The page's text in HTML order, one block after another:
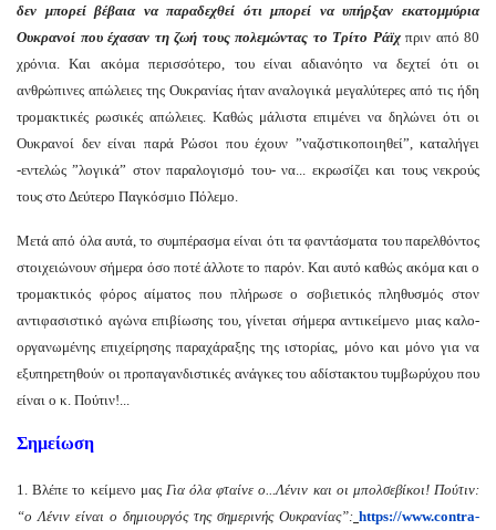
δεν μπορεί βέβαια να παραδεχθεί ότι μπορεί να υπήρξαν εκατομμύρια
Ουκρανοί που έχασαν τη ζωή τους πολεμώντας το Τρίτο Ράϊχπριν από 80
χρόνια. Και ακόμα περισσότερο, του είναι αδιανόητο να δεχτεί ότι οι
ανθρώπινες απώλειες της Ουκρανίας ήταν αναλογικά μεγαλύτερες από τις ήδη
τρομακτικές ρωσικές απώλειες. Καθώς μάλιστα επιμένει να δηλώνει ότι οι
Ουκρανοί δεν είναι παρά Ρώσοι που έχουν ”ναζιστικοποιηθεί”, καταλήγει
-εντελώς ”λογικά” στον παραλογισμό του- να... εκρωσίζει και τους νεκρούς
τους στο Δεύτερο Παγκόσμιο Πόλεμο.
Μετά από όλα αυτά, το συμπέρασμα είναι ότι τα φαντάσματα του παρελθόντος
στοιχειώνουν σήμερα όσο ποτέ άλλοτε το παρόν. Και αυτό καθώς ακόμα και ο
τρομακτικός φόρος αίματος που πλήρωσε ο σοβιετικός πληθυσμός στον
αντιφασιστικό αγώνα επιβίωσης του, γίνεται σήμερα αντικείμενο μιας καλο-
οργανωμένης επιχείρησης παραχάραξης της ιστορίας, μόνο και μόνο για να
εξυπηρετηθούν οι προπαγανδιστικές ανάγκες του αδίστακτου τυμβωρύχου που
είναι ο κ. Πούτιν!...
Σημείωση
1. Βλέπε το κείμενο μας Για όλα φταίνε ο...Λένιν και οι μπολσεβίκοι! Πούτιν:
“ο Λένιν είναι ο δημιουργός της σημερινής Ουκρανίας”: https://www.contra-